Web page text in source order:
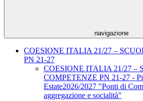
navigazione
COESIONE ITALIA 21/27 –
PN 21-27
COESIONE ITALIA 21/27 –
COMPETENZE PN 21-27 -
Estate2026/2027 "Ponti di
aggregazione e socialità"